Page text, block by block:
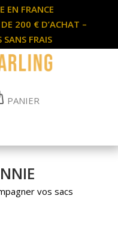
EN FRANCE
200 € D’ACHAT –
FRAIS
PANIER
vos sacs